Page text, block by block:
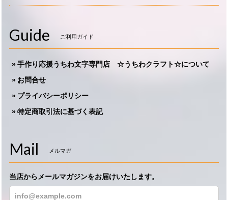
Guide ご利用ガイド
手作り応援うちわ文字専門店 ☆うちわクラフト☆について
お問合せ
プライバシーポリシー
特定商取引法に基づく表記
Mail メルマガ
当店からメールマガジンをお届けいたします。